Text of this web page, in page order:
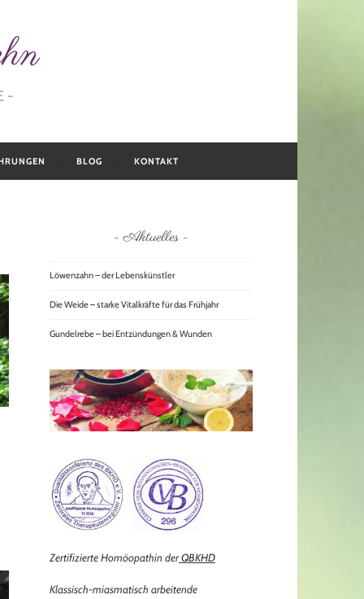
BLOG KONTAKT
Aktuelles
Löwenzahn – der Lebenskünstler
Die Weide – starke Vitalkräfte für das Frühjahr
Gundelrebe – bei Entzündungen & Wunden
Zertifizierte Homöopathin derQBKHD
Klassisch-miasmatisch arbeitende